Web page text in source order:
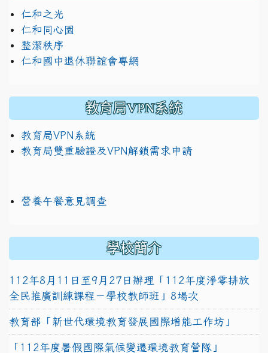
仁和之光
仁和同心園
整潔秩序
仁和國中退休聯誼會專網
教育局VPN系統
教育局VPN系統
教育局雙重驗證及VPN解鎖需求申請
營養午餐意見調查
學校簡介
112年8月11日至9月27日辦理「112年度淨零排放
全民推廣訓練課程－學校教師班」8場次
教育部「新世代環境教育發展國際增能工作坊」
「112年度暑假國際氣候變遷環境教育營隊」